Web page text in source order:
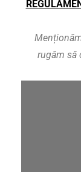
rugăm să